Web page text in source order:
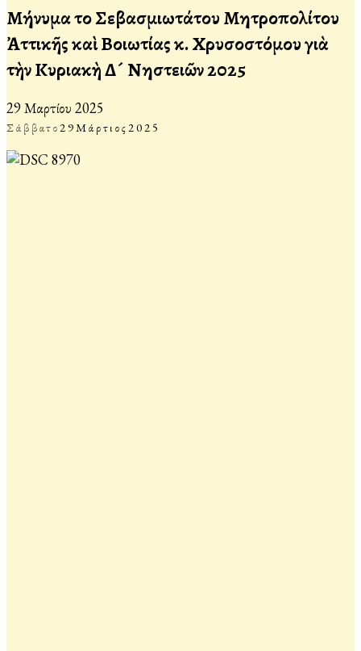
Μήνυμα τοῦ Σεβασμιωτάτου Μητροπολίτου
Ἀττικῆς καὶ Βοιωτίας κ. Χρυσοστόμου γιὰ
τὴν Κυριακὴ Δ´ Νηστειῶν 2025
29 Μαρτίου 2025
Σάββατο29Μάρτιος2025